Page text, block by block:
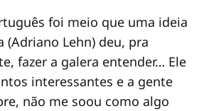
foi meio que uma ideia
(Adriano Lehn) deu, pra
fazer a galera entender… Ele
interessantes e a gente
não me soou como algo